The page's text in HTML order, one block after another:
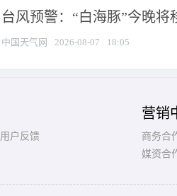
台风预警：“白海豚”今晚将
中国天气网 2026-08-07 18:05
用户反馈
营销
商务合
媒资合